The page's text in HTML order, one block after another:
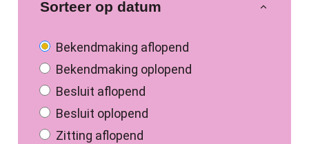
Sorteer op datum
Bekendmaking aflopend
Bekendmaking oplopend
Besluit aflopend
Besluit oplopend
Zitting aflopend